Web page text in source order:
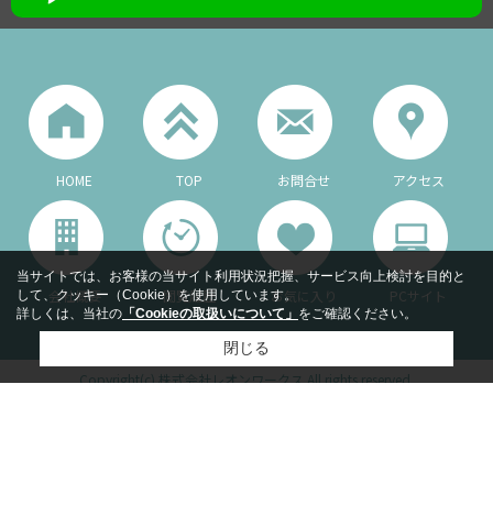
HOME TOP お問合せ アクセス
会社概要 閲覧履歴 お気に入り PCサイト
Copyright(c) 株式会社レオンワークス All rights reserved.
当サイトでは、お客様の当サイト利用状況把握、サービス向上検討を目的と
して、クッキー（Cookie）を使用しています。
詳しくは、当社の 「Cookieの取扱いについて」 をご確認ください。
閉じる